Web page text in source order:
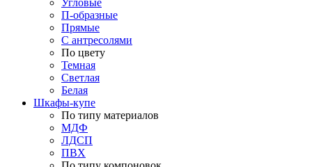
Угловые
П-образные
Прямые
С антресолями
По цвету
Темная
Светлая
Белая
Шкафы-купе
По типу материалов
МДФ
ЛДСП
ПВХ